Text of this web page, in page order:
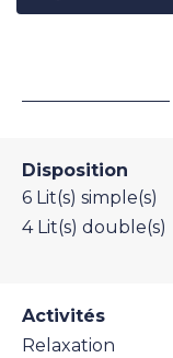
Disposition
6 Lit(s) simple(s)
4 Lit(s) double(s)
Activités
Relaxation